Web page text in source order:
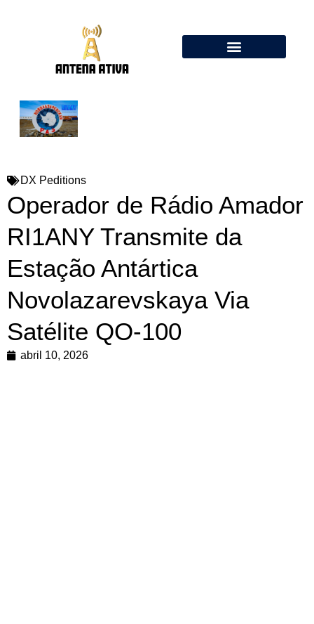
DX Peditions
Operador de Rádio Amador
RI1ANY Transmite da
Estação Antártica
Novolazarevskaya Via
Satélite QO-100
abril 10, 2026